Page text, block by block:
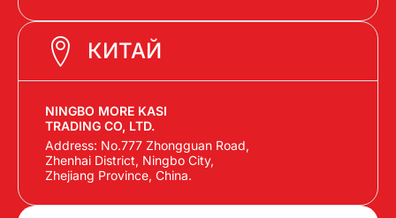
КИТАЙ
NINGBO MORE KASI
TRADING CO, LTD.
Address: No.777 Zhongguan Road,
Zhenhai District, Ningbo City,
Zhejiang Province, China.